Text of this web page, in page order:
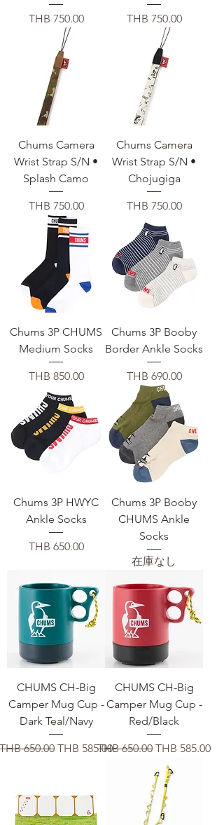
価格
THB 750.00
価格
THB 750.00
Chums Camera
Wrist Strap S/N •
Splash Camo
価格
THB 750.00
Chums Camera
Wrist Strap S/N •
Chojugiga
価格
THB 750.00
Chums 3P CHUMS
Medium Socks
価格
THB 850.00
Chums 3P Booby
Border Ankle Socks
価格
THB 690.00
Chums 3P HWYC
Ankle Socks
価格
THB 650.00
Chums 3P Booby
CHUMS Ankle
Socks
在庫なし
CHUMS CH-Big
Camper Mug Cup -
Dark Teal/Navy
常価格
THB 650.00 セール価格
THB 585.00
CHUMS CH-Big
Camper Mug Cup -
Red/Black
通常価格
THB 650.00 セール価格
THB 585.00